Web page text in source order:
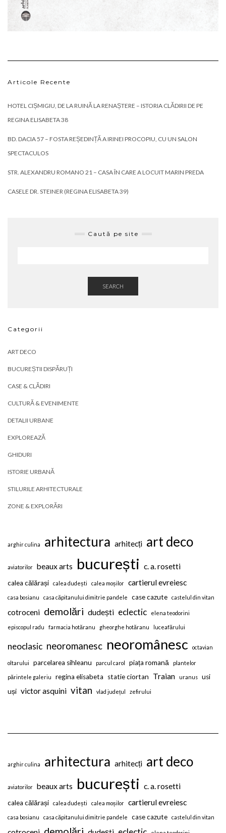
Articole Recente
HOTEL CIȘMIGIU, DE LA RUINĂ LA RENAȘTERE – ISTORIA CLĂDIRII DE PE
REGINA ELISABETA 38
BD. DACIA 57 – FOSTA REȘEDINȚĂ A IRINEI PROCOPIU, CU UN SALON
SPECTACULOS
STR. ALEXANDRU ROMANO 21 – CASA ÎN CARE A LOCUIT MARIN PREDA
CASELE DR. STEINER (REGINA ELISABETA 39)
Caută pe site
SEARCH
Categorii
ART DECO
BUCUREȘTII DISPĂRUȚI
CASE & CLĂDIRI
CULTURĂ & EVENIMENTE
DETALII URBANE
EXPLOREAZĂ
GHIDURI
ISTORIE URBANĂ
STILURILE ARHITECTURALE
ZONE & EXPLORĂRI
arghir culina arhitectura arhitecți art deco
aviatorilor beaux arts bucurești c. a. rosetti
calea călărași calea dudești calea moșilor cartierul evreiesc
casa bosianu casa căpitanului dimitrie pandele case cazute castelul din vitan
cotroceni demolări dudești eclectic elena teodorini
episcopul radu farmacia hotăranu gheorghe hotăranu luceafărului
neoclasic neoromanesc neoromânesc octavian
oltarului parcelarea sihleanu parcul carol piața romană plantelor
părintele galeriu regina elisabeta statie ciortan Traian uranus
usi
uși victor asquini vitan vlad județul zefirului
arghir culina arhitectura arhitecți art deco
aviatorilor beaux arts bucurești c. a. rosetti
calea călărași calea dudești calea moșilor cartierul evreiesc
casa bosianu casa căpitanului dimitrie pandele case cazute castelul din vitan